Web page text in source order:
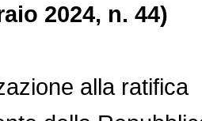
2024, n. 44)
alla ratifica